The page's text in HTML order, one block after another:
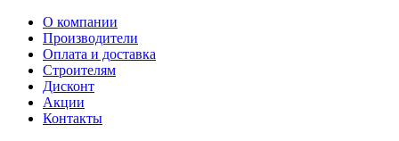
О компании
Производители
Оплата и доставка
Строителям
Дисконт
Акции
Контакты